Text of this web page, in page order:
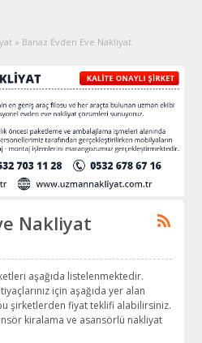
» Banaz Evden Eve Nakliyat
Nakliyat
aşağıda listelenmektedir.
için aşağıda yer alan
şirketlerden fiyat teklifi alabilirsiniz.
kiralama ve asansörlü nakliyat